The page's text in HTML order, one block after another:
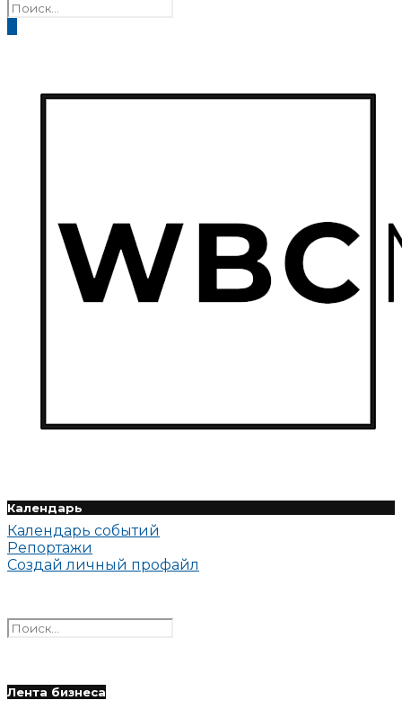
Календарь
Календарь событий
Репортажи
Создай личный профайл
Лента бизнеса